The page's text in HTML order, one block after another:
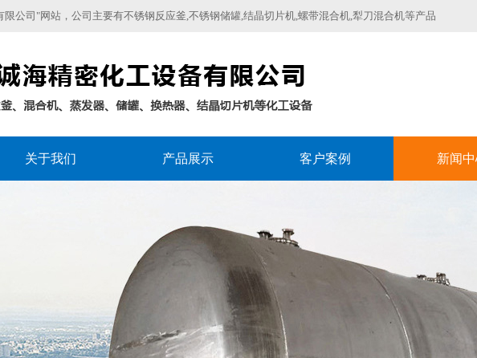
公司"网站，公司主要有不锈钢反应釜,不锈钢储罐,结晶切片机,螺带混合机,犁刀混合机等产品
关于我们 产品展示 客户案例 新闻